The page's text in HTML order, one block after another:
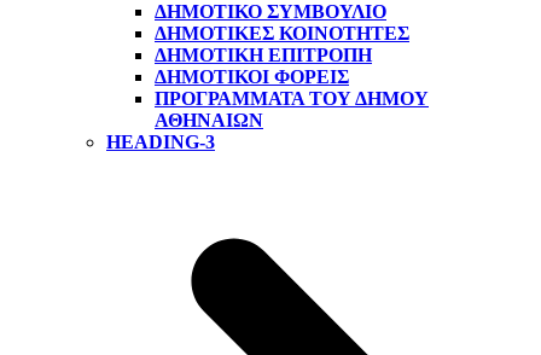
ΔΗΜΟΤΙΚΌ ΣΥΜΒΟΎΛΙΟ
ΔΗΜΟΤΙΚΈΣ ΚΟΙΝΌΤΗΤΕΣ
ΔΗΜΟΤΙΚΉ ΕΠΙΤΡΟΠΉ
ΔΗΜΟΤΙΚΟΊ ΦΟΡΕΊΣ
ΠΡΟΓΡΆΜΜΑΤΑ ΤΟΥ ΔΉΜΟΥ
ΑΘΗΝΑΊΩΝ
HEADING-3